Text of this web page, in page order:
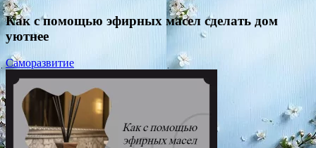
Как с помощью эфирных масел сделать дом
уютнее
Саморазвитие